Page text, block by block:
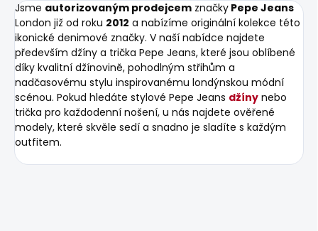
Jsme autorizovaným prodejcem značky Pepe Jeans
London již od roku 2012 a nabízíme originální kolekce této
ikonické denimové značky. V naší nabídce najdete
především džíny a trička Pepe Jeans, které jsou oblíbené
díky kvalitní džínovině, pohodlným střihům a
nadčasovému stylu inspirovanému londýnskou módní
scénou. Pokud hledáte stylové Pepe Jeans džíny nebo
trička pro každodenní nošení, u nás najdete ověřené
modely, které skvěle sedí a snadno je sladíte s každým
outfitem.